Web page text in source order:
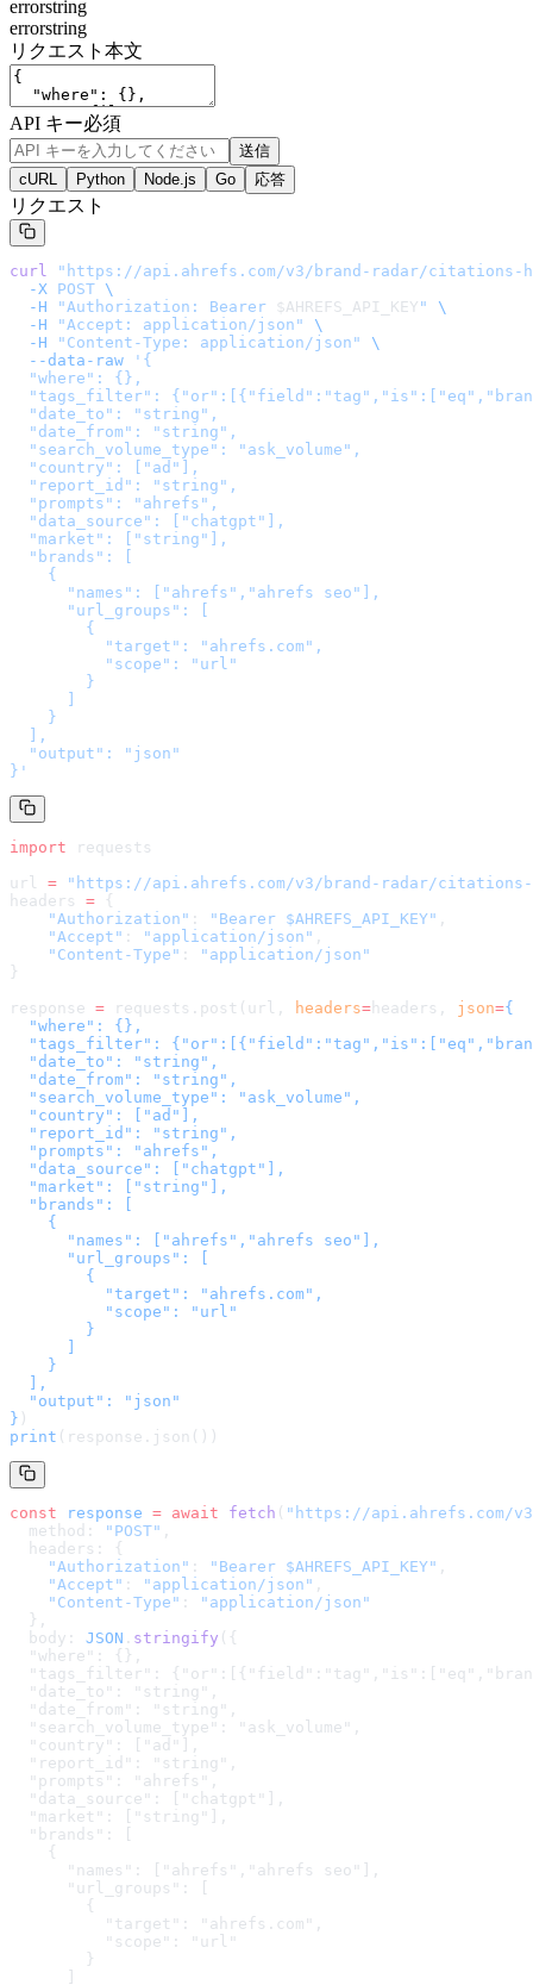
errorstring
errorstring
リクエスト本文
API キー必須
送信
cURL
Python Node.js Go 応答
リクエスト
curl " https://api.ahrefs.com/v3/brand-radar/citations-
  -X
POST \
  -H
"Authorization: Bearer $AHREFS_API_KEY "
\
  -H
"Accept: application/json"
\
  -H
"Content-Type: application/json"
\
  --data-raw
' {
  "where": {},
"tags_filter":
  "date_to": "string",
  "date_from": "string",
  "search_volume_type": "ask_volume",
  "country": ["ad"],
  "report_id": "string",
  "prompts": "ahrefs",
  "data_source": ["chatgpt"],
  "market": ["string"],
  "brands": [
    {
      "names": ["ahrefs","ahrefs seo"],
      "url_groups": [
        {
          "target": "ahrefs.com",
          "scope": "url"
        }
    }
  ],
  "output": "json"
} '
import requests
url = " https://api.ahrefs.com/v3/brand-radar/
headers = {
    "Authorization"
: "Bearer $AHREFS_API_KEY" ,
    "Accept"
: "application/json" ,
    "Content-Type"
:
"application/json"
}
response = requests.post(url, headers= headers , json={
  "where": {},
"tags_filter":
  "date_to": "string",
  "date_from": "string",
  "search_volume_type": "ask_volume",
  "country": ["ad"],
  "report_id": "string",
  "prompts": "ahrefs",
  "data_source": ["chatgpt"],
  "market": ["string"],
  "brands": [
    {
      "names": ["ahrefs","ahrefs seo"],
      "url_groups": [
        {
          "target": "ahrefs.com",
          "scope": "url"
        }
    }
  ],
  "output": "json"
} )
print (response.json())
const response = await fetch ( " https://api.ahrefs.com/
  method:
"POST" ,
  headers: {
    "Authorization"
: "Bearer $AHREFS_API_KEY" ,
    "Accept"
: "application/json" ,
    "Content-Type"
:
"application/json"
  },
  body:
JSON . stringify ( {
  "where": {},
"tags_filter":
  "date_to": "string",
  "date_from": "string",
  "search_volume_type": "ask_volume",
  "country": ["ad"],
  "report_id": "string",
  "prompts": "ahrefs",
  "data_source": ["chatgpt"],
  "market": ["string"],
  "brands": [
    {
      "names": ["ahrefs","ahrefs seo"],
      "url_groups": [
        {
          "target": "ahrefs.com",
          "scope": "url"
        }